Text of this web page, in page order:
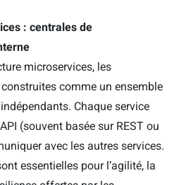
: centrales de
microservices, les
comme un ensemble
Chaque service
(souvent basée sur REST ou
avec les autres services.
essentielles pour l’agilité, la